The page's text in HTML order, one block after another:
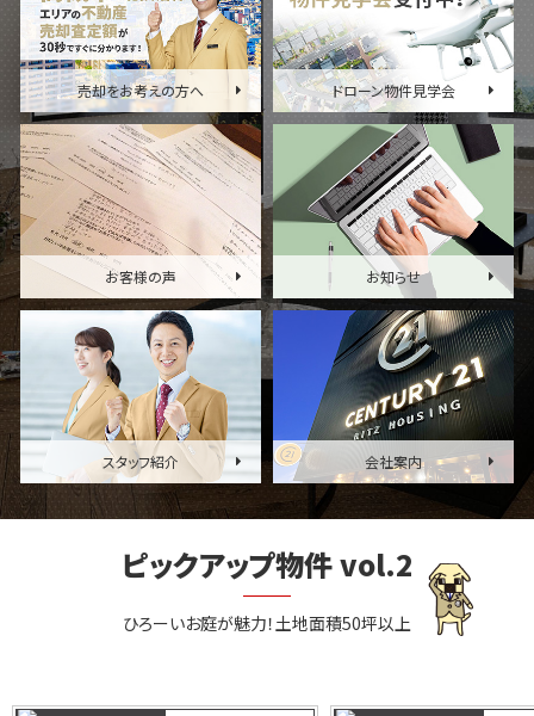
売却をお考えの方へ ドローン物件見学会
お客様の声 お知らせ
スタッフ紹介 会社案内
ピックアップ物件 vol.2
ひろーいお庭が魅力！土地面積50坪以上